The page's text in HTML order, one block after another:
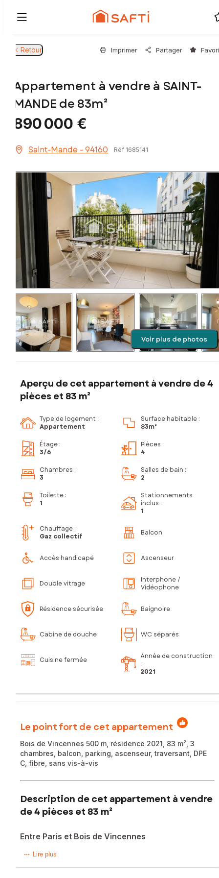
Retour Imprimer Partager
Appartement à vendre à SAINT-
MANDE de 83m²
890 000 €
Saint-Mande - 94160 Réf 1685141
Voir plus de photos
Aperçu de cet appartement à vendre de 4
pièces et 83 m²
Type de logement :
Appartement
Surface habitable :
83m²
Étage :
3/6
Pièces :
4
Chambres :
3
Salles de bain :
2
Toilette :
1
Stationnements
inclus :
1
Chauffage :
Gaz collectif
Balcon
Accès handicapé Ascenseur
Double vitrage
Interphone /
Vidéophone
Résidence sécurisée Baignoire
Cabine de douche WC séparés
Cuisine fermée
Année de construction
:
2021
Le point fort de cet appartement
Bois de Vincennes 500 m, résidence 2021, 83 m², 3
chambres, balcon, parking, ascenseur, traversant, DPE
C, fibre, sans vis-à-vis
Description de cet appartement à vendre
de 4 pièces et 83 m²
Entre Paris et Bois de Vincennes
À Saint-Mandé, cet appartement de 4 pièces de 83 m² se
Lire plus